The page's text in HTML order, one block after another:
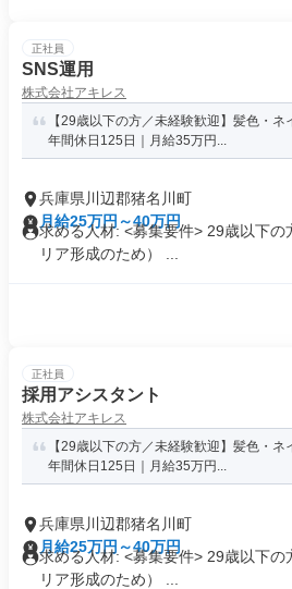
正社員
SNS運用
株式会社アキレス
【29歳以下の方／未経験歓迎】髪色・ネ
年間休日125日｜月給35万円...
兵庫県川辺郡猪名川町
月給25万円～40万円
求める人材: <募集要件> 29歳以下の
リア形成のため） ...
正社員
採用アシスタント
株式会社アキレス
【29歳以下の方／未経験歓迎】髪色・ネ
年間休日125日｜月給35万円...
兵庫県川辺郡猪名川町
月給25万円～40万円
求める人材: <募集要件> 29歳以下の
リア形成のため） ...